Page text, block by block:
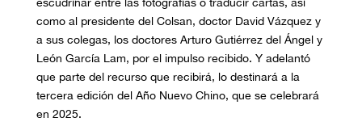
escudriñar entre las fotografías o traducir cartas, así
como al presidente del Colsan, doctor David Vázquez y
a sus colegas, los doctores Arturo Gutiérrez del Ángel y
León García Lam, por el impulso recibido. Y adelantó
que parte del recurso que recibirá, lo destinará a la
tercera edición del Año Nuevo Chino, que se celebrará
en 2025.